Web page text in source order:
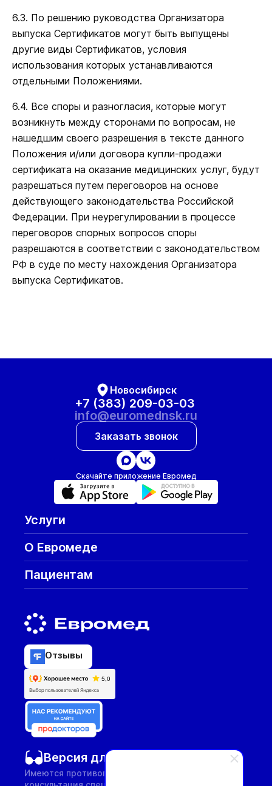
6.3. По решению руководства Организатора
выпуска Сертификатов могут быть выпущены
другие виды Сертификатов, условия
использования которых устанавливаются
отдельными Положениями.
6.4. Все споры и разногласия, которые могут
возникнуть между сторонами по вопросам, не
нашедшим своего разрешения в тексте данного
Положения и/или договора купли-продажи
сертификата на оказание медицинских услуг, будут
разрешаться путем переговоров на основе
действующего законодательства Российской
Федерации. При неурегулировании в процессе
переговоров спорных вопросов споры
разрешаются в соответствии с законодательством
РФ в суде по месту нахождения Организатора
выпуска Сертификатов.
Новосибирск
+7 (383) 209-03-03
info@euromednsk.ru
Заказать звонок
Скачайте приложение Евромед
Услуги
О Евромеде
Пациентам
Отзывы
Версия для слабовидящих
Имеются противопоказания, необходима